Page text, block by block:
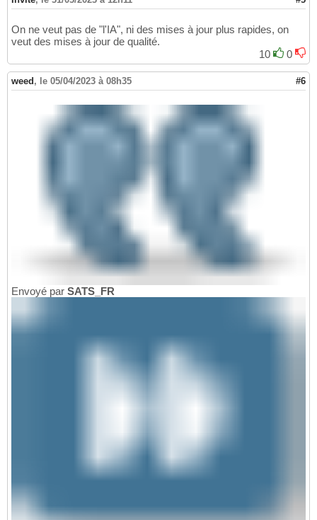
On ne veut pas de "l'IA", ni des mises à jour plus rapides, on
veut des mises à jour de qualité.
10
0
weed , le 05/04/2023 à 08h35 #6
Envoyé par SATS_FR